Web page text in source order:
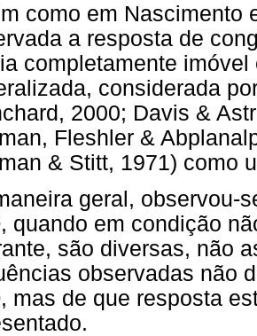
como em Nascimento
a resposta de
completamente
considerada
2000; Davis &
Fleshler &
& Stitt, 1971) como
geral, observou-
quando em condição
são diversas, não
observadas não
mas de que resposta